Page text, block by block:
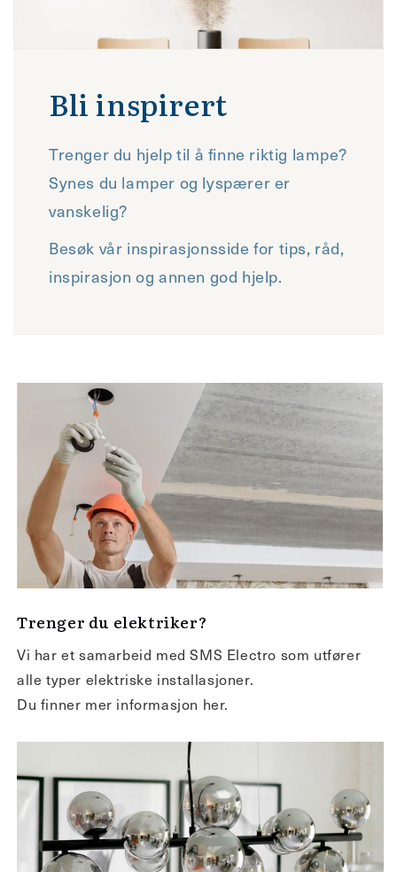
Bli inspirert
Trenger du hjelp til å finne riktig lampe?
Synes du lamper og lyspærer er
vanskelig?
Besøk vår inspirasjonsside for tips, råd,
inspirasjon og annen god hjelp.
Trenger du elektriker?
Vi har et samarbeid med SMS Electro som utfører
alle typer elektriske installasjoner.
Du finner mer informasjon her.